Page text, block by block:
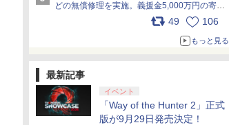
どの無償修理を実施。義援金5,000万円の寄付
も発表 pic.x.com/BAYsMfUfUC
49 106
もっと見る
最新記事
イベント
「Way of the Hunter 2」正式
版が9月29日発売決定！